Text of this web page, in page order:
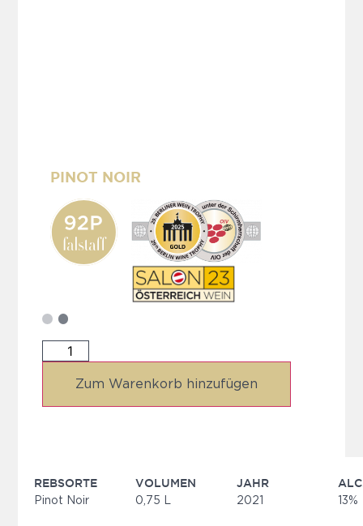
PINOT NOIR
Zum Warenkorb hinzufügen
REBSORTE
Pinot Noir
VOLUMEN
0,75 L
JAHR
2021 13%